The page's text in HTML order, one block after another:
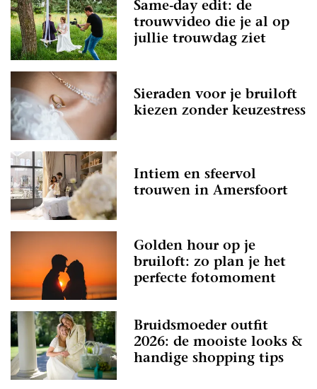
Same-day edit: de
trouwvideo die je al op
jullie trouwdag ziet
Sieraden voor je bruiloft
kiezen zonder keuzestress
Intiem en sfeervol
trouwen in Amersfoort
Golden hour op je
bruiloft: zo plan je het
perfecte fotomoment
Bruidsmoeder outfit
2026: de mooiste looks &
handige shopping tips